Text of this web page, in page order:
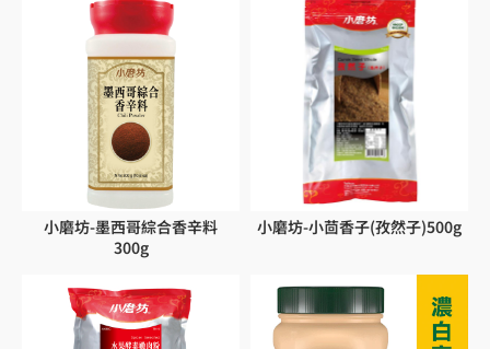
小磨坊-墨西哥綜合香辛料
300g
小磨坊-小茴香子(孜然子)500g